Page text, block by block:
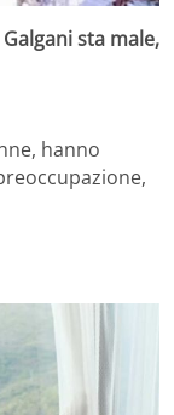
sta male,
hanno